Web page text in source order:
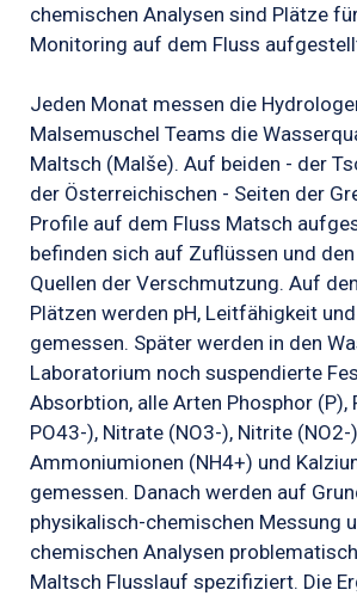
chemischen Analysen sind Plätze
Monitoring auf dem Fluss
Jeden Monat messen die
Malsemuschel Teams die
Maltsch (Malše). Auf beiden - der
der Österreichischen - Seiten der
Profile auf dem Fluss Matsch
befinden sich auf Zuflüssen und
Quellen der Verschmutzung. Auf
Plätzen werden pH, Leitfähigkeit
gemessen. Später werden in den
Laboratorium noch suspendierte
Absorbtion, alle Arten Phosphor (P),
PO43-), Nitrate (NO3-), Nitrite (NO2-
Ammoniumionen (NH4+) und
gemessen. Danach werden auf
physikalisch-chemischen Messung
chemischen Analysen
Maltsch Flusslauf spezifiziert. Die